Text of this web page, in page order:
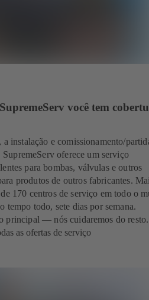
você tem
instalação e comissionamento/
oferece um serviço
para bombas, válvulas e outros
produtos de outros fabricantes.
170 centros de serviço em todo o
tempo todo, sete dias por semana.
principal — nós cuidaremos do resto.
as ofertas de serviço